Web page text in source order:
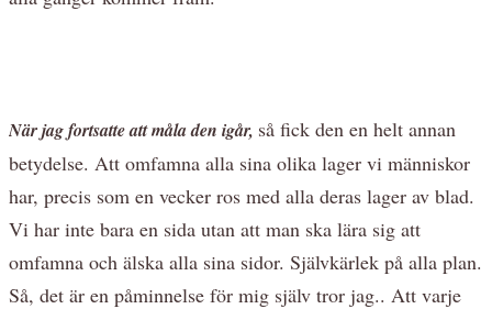
När jag fortsatte att måla den igår, så fick den en helt annan
betydelse. Att omfamna alla sina olika lager vi människor
har, precis som en vecker ros med alla deras lager av blad.
Vi har inte bara en sida utan att man ska lära sig att
omfamna och älska alla sina sidor. Självkärlek på alla plan.
Så, det är en påminnelse för mig själv tror jag.. Att varje